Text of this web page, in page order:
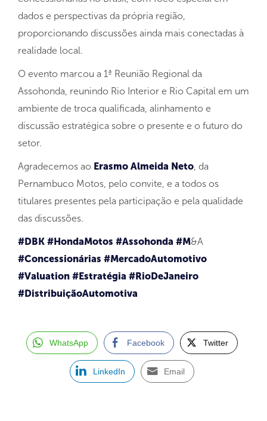
dados e perspectivas da própria região,
proporcionando discussões ainda mais conectadas à
realidade local.
O evento marcou a 1ª Reunião Regional da
Assohonda, reunindo Rio Interior e Rio Capital em um
ambiente de troca qualificada, alinhamento e
discussão estratégica sobre o presente e o futuro do
setor.
Agradecemos ao Erasmo Almeida Neto, da
Pernambuco Motos, pelo convite, e a todos os
titulares presentes pela participação e pela qualidade
das discussões.
#DBK #HondaMotos #Assohonda #M&A
#Concessionárias #MercadoAutomotivo
#Valuation #Estratégia #RioDeJaneiro
#DistribuiçãoAutomotiva
WhatsApp Facebook Twitter
LinkedIn Email